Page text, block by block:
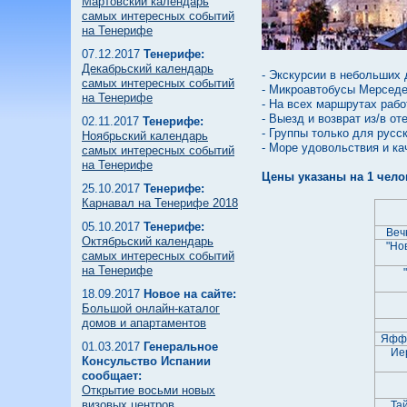
самых интересных событий
на Тенерифе
07.12.2017 Тенерифе:
Декабрьский календарь
самых интересных событий
на Тенерифе
02.11.2017 Тенерифе:
Ноябрьский календарь
самых интересных событий
на Тенерифе
25.10.2017 Тенерифе:
Карнавал на Тенерифе 2018
05.10.2017 Тенерифе:
Октябрьский календарь
самых интересных событий
на Тенерифе
18.09.2017 Новое на сайте:
Большой онлайн-каталог
домов и апартаментов
01.03.2017 Генеральное
Консульство Испании
сообщает:
Открытие восьми новых
- Экскурсии в небольших
- Микроавтобусы
- На всех маршрутах
- Выезд и возврат из/в
- Группы только для
- Море удовольствия и
Цены указаны на 1